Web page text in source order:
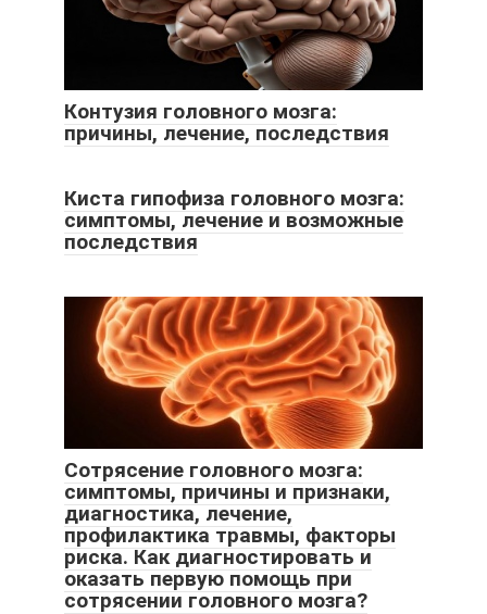
Контузия головного мозга:
причины, лечение, последствия
Киста гипофиза головного мозга:
симптомы, лечение и возможные
последствия
Сотрясение головного мозга:
симптомы, причины и признаки,
диагностика, лечение,
профилактика травмы, факторы
риска. Как диагностировать и
оказать первую помощь при
сотрясении головного мозга?